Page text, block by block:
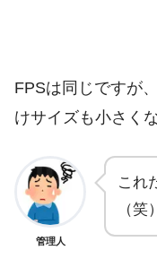
FPSは同じですが
けサイズも小さく
管理人
これ
（笑）